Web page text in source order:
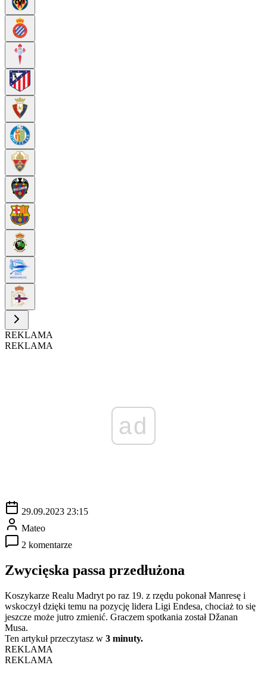
REKLAMA
REKLAMA
ad
29.09.2023 23:15
Mateo
2 komentarze
Zwycięska passa przedłużona
Koszykarze Realu Madryt po raz 19. z rzędu pokonał Manresę i
wskoczył dzięki temu na pozycję lidera Ligi Endesa, chociaż to się
jeszcze może jutro zmienić. Graczem spotkania został Džanan
Musa.
Ten artykuł przeczytasz w 3 minuty.
REKLAMA
REKLAMA